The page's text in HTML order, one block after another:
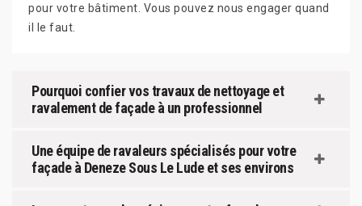
pour votre bâtiment. Vous pouvez nous engager quand
il le faut.
Pourquoi confier vos travaux de nettoyage et
ravalement de façade à un professionnel
Une équipe de ravaleurs spécialisés pour votre
façade à Deneze Sous Le Lude et ses environs